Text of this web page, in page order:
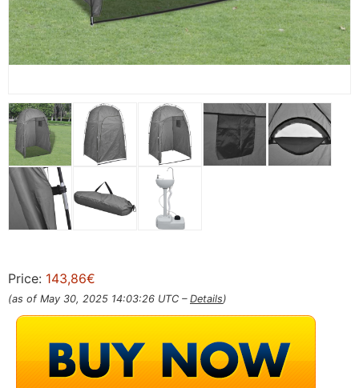
Price: 143,86€
(as of May 30, 2025 14:03:26 UTC – Details)